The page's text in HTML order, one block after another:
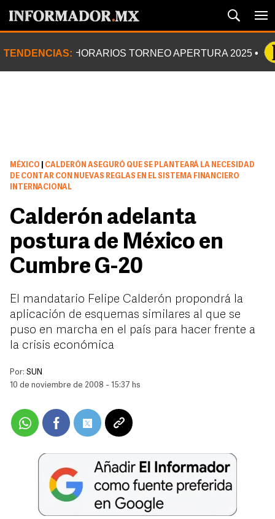
TENDENCIAS: HORARIOS TORNEO APERTURA 2025
MÉXICO
CALDERÓN ASEGURÓ QUE SE PLANTEARÁ LA NECESIDAD
DE CONTAR CON NUEVAS REGLAS EN EL SISTEMA FINANCIERO
INTERNACIONAL
Calderón adelanta
postura de México en
Cumbre G-20
El mandatario Felipe Calderón propondrá la
aplicación de esquemas similares al que se
puso en marcha en el país para hacer frente a
la crisis económica
Por: SUN
10 de noviembre de 2008 - 15:37 hs